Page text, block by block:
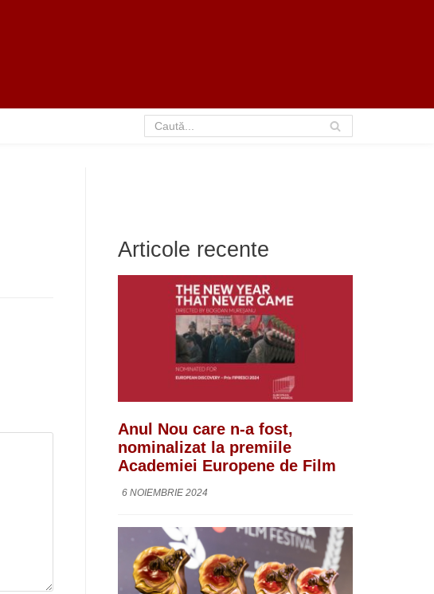
Articole recente
Anul Nou care n-a fost,
nominalizat la premiile
Academiei Europene de Film
6 NOIEMBRIE 2024